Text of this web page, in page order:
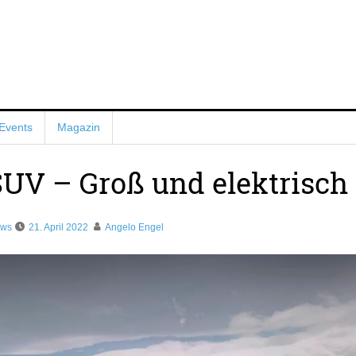
Events Magazin
– Groß und elektrisch
21. April 2022 Angelo Engel